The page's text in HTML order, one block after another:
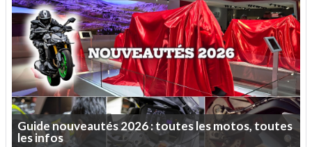
Guidenouveautés2026:touteslesmotos,toutes
lesinfos